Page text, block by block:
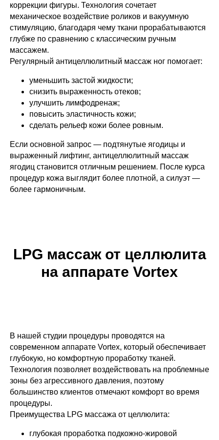
коррекции фигуры. Технология сочетает
механическое воздействие роликов и вакуумную
стимуляцию, благодаря чему ткани прорабатываются
глубже по сравнению с классическим ручным
массажем.
Регулярный антицеллюлитный массаж ног помогает:
уменьшить застой жидкости;
снизить выраженность отеков;
улучшить лимфодренаж;
повысить эластичность кожи;
сделать рельеф кожи более ровным.
Если основной запрос — подтянутые ягодицы и
выраженный лифтинг, антицеллюлитный массаж
ягодиц становится отличным решением. После курса
процедур кожа выглядит более плотной, а силуэт —
более гармоничным.
LPG массаж от целлюлита
на аппарате Vortex
В нашей студии процедуры проводятся на
современном аппарате Vortex, который обеспечивает
глубокую, но комфортную проработку тканей.
Технология позволяет воздействовать на проблемные
зоны без агрессивного давления, поэтому
большинство клиентов отмечают комфорт во время
процедуры.
Преимущества LPG массажа от целлюлита:
глубокая проработка подкожно-жировой